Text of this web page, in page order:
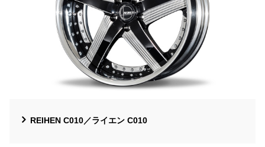
REIHEN C010／ライエン C010